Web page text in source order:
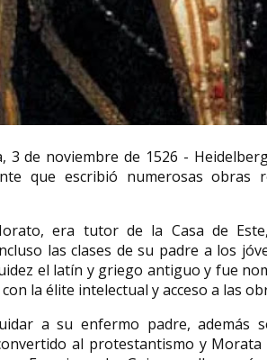
3 de noviembre de 1526 -
que escribió numerosas obras
era tutor de la Casa de
las clases de su padre a los
el latín y griego antiguo y fue
la élite intelectual y acceso a las
a su enfermo padre, además
al protestantismo y
Julia Chuñil
medioambiental
Julia del Carmen
(Máfil, 16 de julio de